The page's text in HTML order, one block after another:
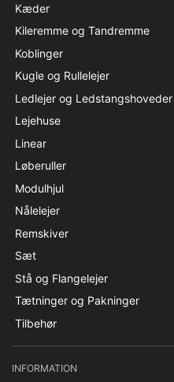
Kæder
Kileremme og Tandremme
Koblinger
Kugle og Rullelejer
Ledlejer og Ledstangshoveder
Lejehuse
Linear
Løberuller
Modulhjul
Nålelejer
Remskiver
Sæt
Stå og Flangelejer
Tætninger og Pakninger
Tilbehør
INFORMATION